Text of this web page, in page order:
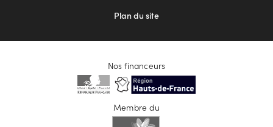
Plan du site
Nos financeurs
Membre du